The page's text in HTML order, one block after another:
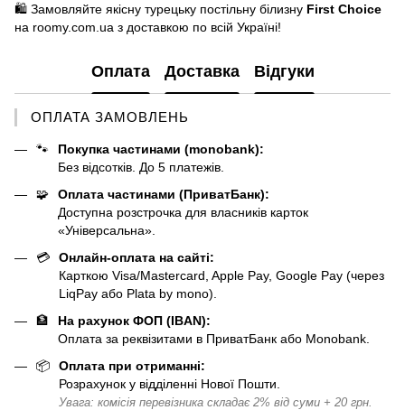
🛍️ Замовляйте якісну турецьку постільну білизну First Choice
на roomy.com.ua з доставкою по всій Україні!
Оплата Доставка Відгуки
ОПЛАТА ЗАМОВЛЕНЬ
🐾
Покупка частинами (monobank):
Без відсотків. До 5 платежів.
🧩
Оплата частинами (ПриватБанк):
Доступна розстрочка для власників карток
«Універсальна».
💳
Онлайн-оплата на сайті:
Карткою Visa/Mastercard, Apple Pay, Google Pay (через
LiqPay або Plata by mono).
🏦
На рахунок ФОП (IBAN):
Оплата за реквізитами в ПриватБанк або Monobank.
📦
Оплата при отриманні:
Розрахунок у відділенні Нової Пошти.
Увага: комісія перевізника складає 2% від суми + 20 грн.